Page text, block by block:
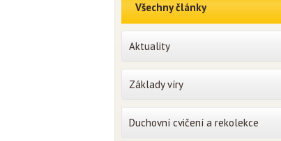
Všechny články
Aktuality
Základy víry
Duchovní cvičení a rekolekce